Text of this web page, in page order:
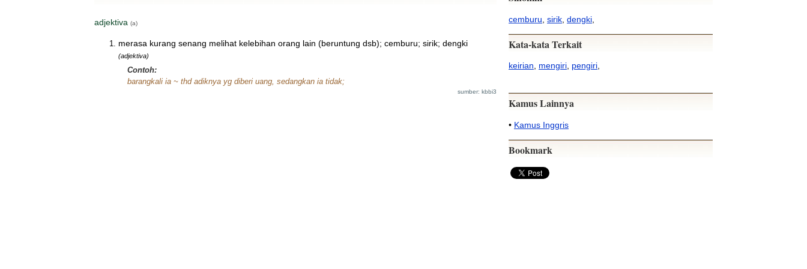
adjektiva (a)
merasa kurang senang melihat kelebihan orang lain (beruntung dsb); cemburu; sirik; dengki
(adjektiva)
Contoh:
barangkali ia ~ thd adiknya yg diberi uang, sedangkan ia tidak;
sumber: kbbi3
cemburu sirik dengki
Kata-kata Terkait
keirian mengiri pengiri
Kamus Lainnya
• Kamus Inggris
Bookmark